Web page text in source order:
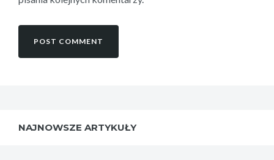
NAJNOWSZE ARTYKUŁY